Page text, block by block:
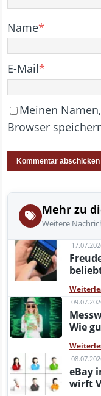
Name*
E-Mail*
Meinen
Browser
Mehr zu
Weitere
Wie
eBay
wirft